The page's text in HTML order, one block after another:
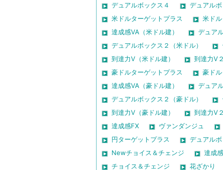
デュアルボックス４
デュアル
米ドルターゲットプラス
米ド
達成感VA（米ドル建）
デュア
デュアルボックス２（米ドル）
到達力V（米ドル建）
到達力V
豪ドルターゲットプラス
豪ド
達成感VA（豪ドル建）
デュア
デュアルボックス２（豪ドル）
到達力V（豪ドル建）
到達力V
達成感FX
ヴァンダンジュ
円ターゲットプラス
デュアル
Newチョイス＆チェンジ
達成感
チョイス＆チェンジ
花ざかり